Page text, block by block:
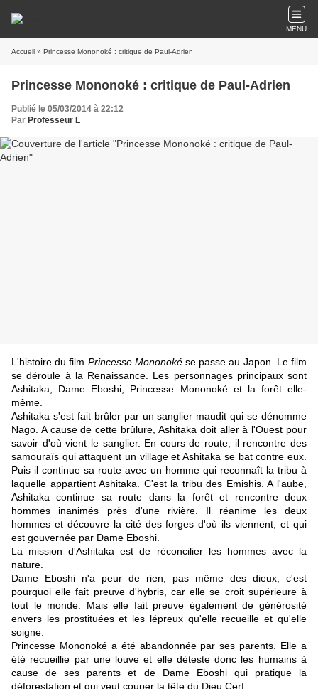
MENU
Accueil » Princesse Mononoké : critique de Paul-Adrien
Princesse Mononoké : critique de Paul-Adrien
Publié le 05/03/2014 à 22:12
Par Professeur L
L'histoire du film Princesse Mononokése passe au Japon. Le film
se déroule à la Renaissance. Les personnages principaux sont
Ashitaka, Dame Eboshi, Princesse Mononoké et la forêt elle-
même.
Ashitaka s'est fait brûler par un sanglier maudit qui se dénomme
Nago. A cause de cette brûlure, Ashitaka doit aller à l'Ouest pour
savoir d'où vient le sanglier. En cours de route, il rencontre des
samouraïs qui attaquent un village et Ashitaka se bat contre eux.
Puis il continue sa route avec un homme qui reconnaît la tribu à
laquelle appartient Ashitaka. C'est la tribu des Emishis. A l'aube,
Ashitaka continue sa route dans la forêt et rencontre deux
hommes inanimés près d'une rivière. Il réanime les deux
hommes et découvre la cité des forges d'où ils viennent, et qui
est gouvernée par Dame Eboshi.
La mission d'Ashitaka est de réconcilier les hommes avec la
nature.
Dame Eboshi n'a peur de rien, pas même des dieux, c'est
pourquoi elle fait preuve d'hybris, car elle se croit supérieure à
tout le monde. Mais elle fait preuve également de générosité
envers les prostituées et les lépreux qu'elle recueille et qu'elle
soigne.
Princesse Mononoké a été abandonnée par ses parents. Elle a
été recueillie par une louve et elle déteste donc les humains à
cause de ses parents et de Dame Eboshi qui pratique la
déforestation et qui veut couper la tête du Dieu Cerf.